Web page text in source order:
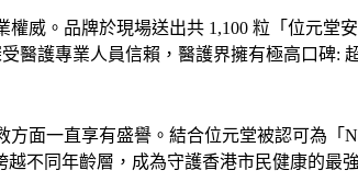
威。品牌於現場送出共 1,100 粒「位元堂
護專業人員信賴，醫護界擁有極高口碑:
面一直享有盛譽。結合位元堂被認可為
不同年齡層，成為守護香港市民健康的最